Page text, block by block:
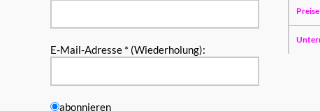
E-Mail-Adresse * (Wiederholung):
abonnieren
Preise